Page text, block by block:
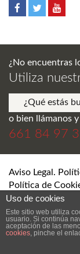
¿No encuentras
Utiliza
o bien llámanos
661 84 97
Aviso Legal.
Política de
DESARROLLO Y
Uso de cookies
Este sitio web utiliza
usuario. Si continúa
aceptación de las
cookies, pinche el